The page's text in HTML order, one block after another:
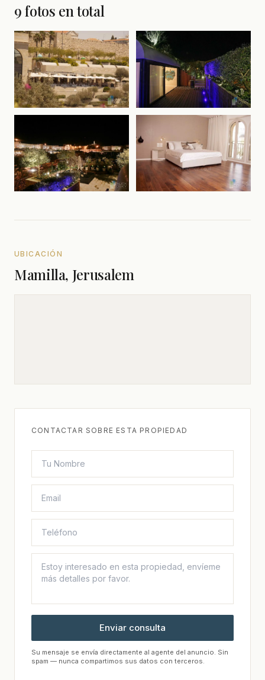
9 fotos en total
UBICACIÓN
Mamilla, Jerusalem
CONTACTAR SOBRE ESTA PROPIEDAD
Enviar consulta
Su mensaje se envía directamente al agente del anuncio. Sin
spam — nunca compartimos sus datos con terceros.